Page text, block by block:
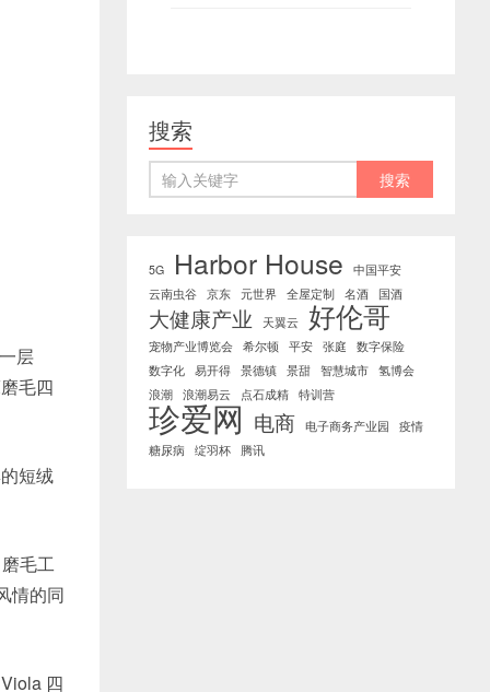
层
毛四
短绒
毛工
情的同
四
搜索
5G Harbor House
中国平安
云南虫谷 京东 元世界 全屋定制 名酒 国酒
大健康产业 天翼云 好伦哥
宠物产业博览会 希尔顿 平安 张庭
数字保险
数字化 易开得 景德镇 景甜 智慧城市 氢博会
浪潮 浪潮易云 点石成精 特训营
珍爱网 电商 电子商务产业园
疫情
糖尿病
绽羽杯 腾讯